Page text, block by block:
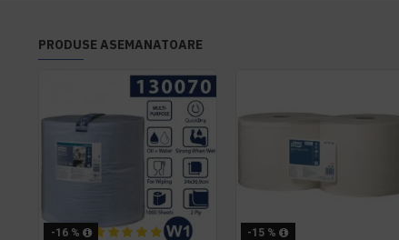
PRODUSE ASEMANATOARE
-16 % -15 %